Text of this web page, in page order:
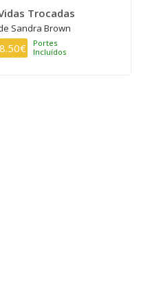
Trocadas
Sandra Brown
8.50€
Portes
Incluídos